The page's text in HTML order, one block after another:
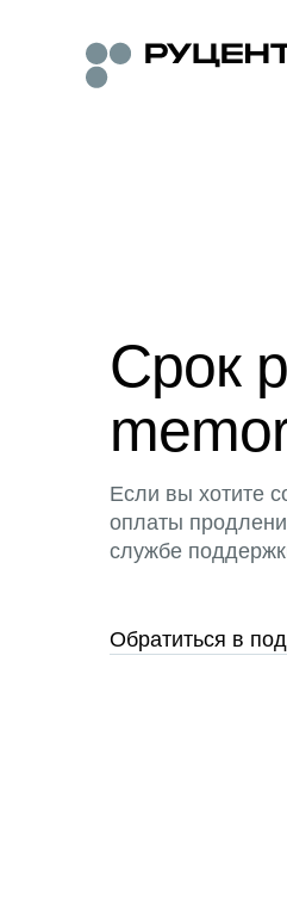
Срок
Если вы хотите
оплаты
службе
Обратиться в